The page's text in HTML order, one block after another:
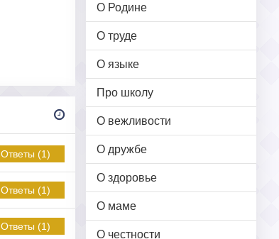
О Родине
О труде
О языке
Про школу
О вежливости
О дружбе
О здоровье
О маме
О честности
Ответы (1)
Ответы (1)
Ответы (1)